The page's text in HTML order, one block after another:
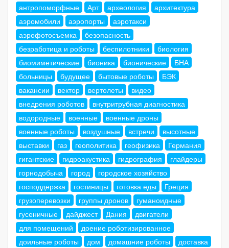
антропоморфные
Арт археология
архитектура
аэромобили
аэропорты
аэротакси
аэрофотосъемка
безопасность
безработица и роботы
беспилотники
биология
биомиметические
бионика бионические
БНА
больницы
будущее бытовые роботы
БЭК
вакансии
вектор вертолеты
видео
внедрения роботов
внутритрубная диагностика
водородные
военные
военные дроны
военные роботы
воздушные встречи
высотные
выставки
газ геополитика геофизика
Германия
гигантские
гидроакустика гидрография
глайдеры
горнодобыча
город
городское хозяйство
господдержка
гостиницы готовка еды
Греция
грузоперевозки
группы дронов
гуманоидные
гусеничные
дайджест Дания
двигатели
для помещений
доение роботизированное
доильные роботы
дом домашние роботы
доставка